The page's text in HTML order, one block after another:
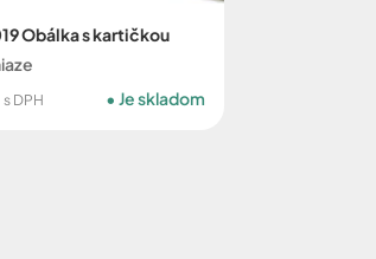
Obálka s kartičkou
s DPH Je skladom